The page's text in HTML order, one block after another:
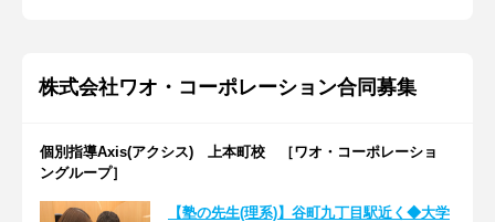
株式会社ワオ・コーポレーション合同募集
個別指導Axis(アクシス) 上本町校 ［ワオ・コーポレーショ
ングループ］
【塾の先生(理系)】谷町九丁目駅近く◆大学